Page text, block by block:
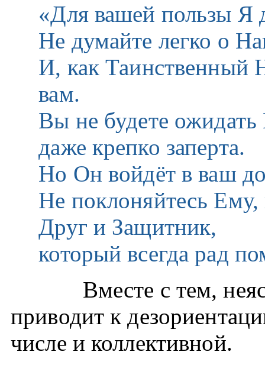
«Для вашей пользы Я
Не думайте легко о
И, как Таинственный
вам.
Вы не будете
даже крепко заперта.
Но Он войдёт в ваш
Не поклоняйтесь
Друг и Защитник,
который всегда рад
Вместе с тем,
приводит к
числе и коллективной.